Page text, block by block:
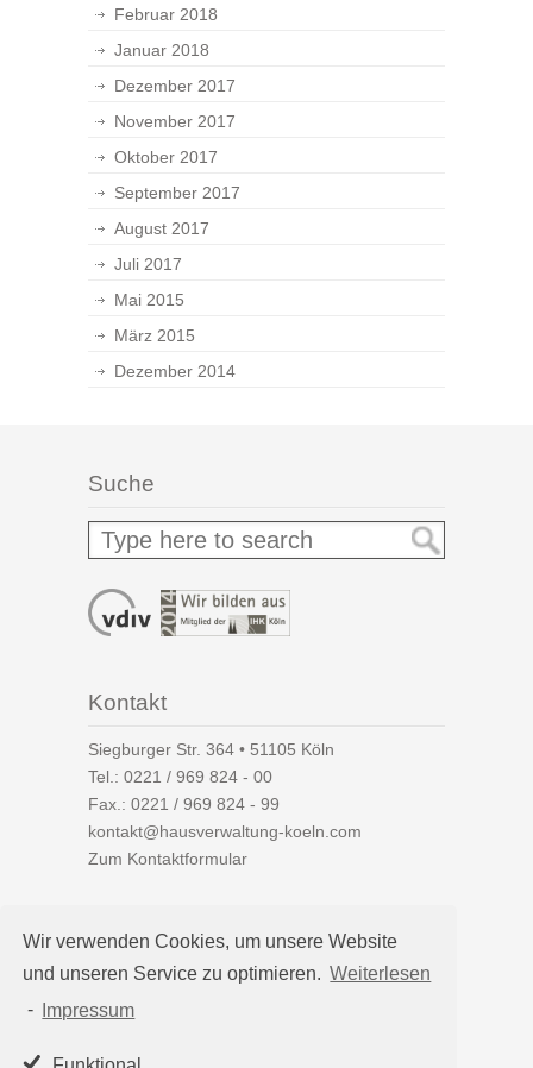
Wir verwenden Cookies, um unsere Website
und unseren Service zu optimieren. Weiterlesen
-
Impressum
Februar 2018
Januar 2018
Dezember 2017
November 2017
Oktober 2017
September 2017
August 2017
Juli 2017
Mai 2015
März 2015
Dezember 2014
Suche
Kontakt
Siegburger Str. 364 • 51105 Köln
Tel.: 0221 / 969 824 - 00
Fax.: 0221 / 969 824 - 99
kontakt@hausverwaltung-koeln.com
Zum Kontaktformular
Auf einen Blick
Hausverwaltung Köln
Immobilienverwaltung Köln